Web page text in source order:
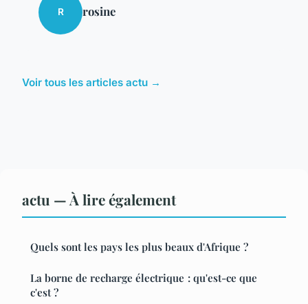
R rosine
Voir tous les articles actu →
actu — À lire également
Quels sont les pays les plus beaux d'Afrique ?
La borne de recharge électrique : qu'est-ce que
c'est ?